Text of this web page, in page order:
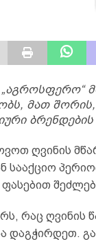
„აგროსფერო“
მათ
ღვინის
სააქციო
ფასებით
რაც ღვინის
დაგჭირდეთ.